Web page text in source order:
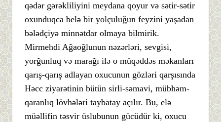
qədər gərəkliliyini meydana qoyur və sətir-sətir
oxunduqca belə bir yolçuluğun feyzini yaşadan
bələdçiyə minnətdar olmaya bilmirik.
Mirmehdi Ağaoğlunun nəzərləri, sevgisi,
yorğunluq və marağı ilə o müqəddəs məkanları
qarış-qarış adlayan oxucunun gözləri qarşısında
Həcc ziyarətinin bütün sirli-səmavi, mübhəm-
qaranlıq lövhələri taybatay açılır. Bu, elə
müəllifin təsvir üslubunun gücüdür ki, oxucu